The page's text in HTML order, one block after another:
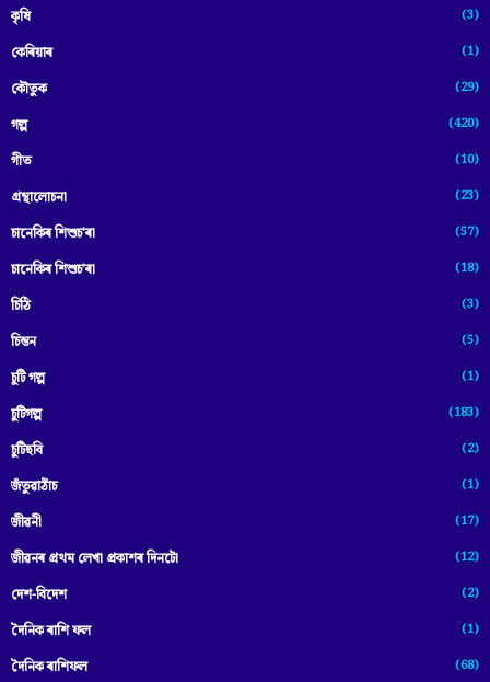
কৃষি (3)
কেৰিয়াৰ (1)
কৌতুক (29)
গল্প (420)
গীত (10)
গ্ৰন্থালোচনা (23)
চানেকিৰ শিশুচ'ৰা (57)
চানেকিৰ শিশুচ’ৰা (18)
চিঠি (3)
চিন্তন (5)
চুটি গল্প (1)
চুটিগল্প (183)
চুটিছবি (2)
জঁতুৱাঠাঁচ (1)
জীৱনী (17)
জীৱনৰ প্ৰথম লেখা প্ৰকাশৰ দিনটো (12)
দেশ-বিদেশ (2)
দৈনিক ৰাশি ফল (1)
দৈনিক ৰাশিফল (68)